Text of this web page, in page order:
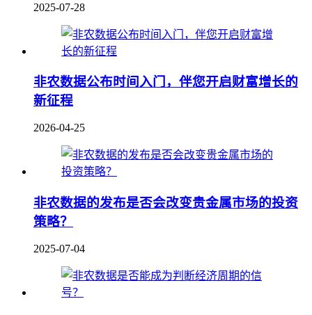
2025-07-28
非农数据公布时间入门，伴您开启财富增长的
新征程
2026-04-25
非农数据的发布是否会改变贵金属市场的投资
策略？
2025-07-04